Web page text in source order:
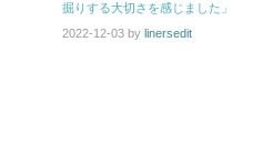
掘りする大切さを感じました」
2022-12-03 by linersedit